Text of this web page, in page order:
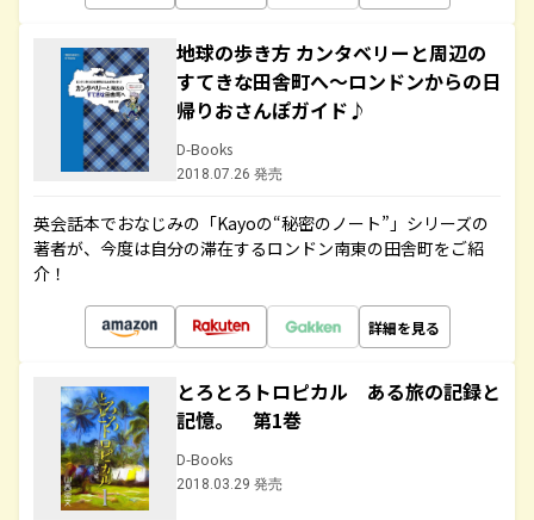
地球の歩き方 カンタベリーと周辺の
すてきな田舎町へ～ロンドンからの日
帰りおさんぽガイド♪
D-Books
2018.07.26 発売
英会話本でおなじみの「Kayoの“秘密のノート”」シリーズの
著者が、今度は自分の滞在するロンドン南東の田舎町をご紹
介！
詳細を見る
とろとろトロピカル ある旅の記録と
記憶。 第1巻
D-Books
2018.03.29 発売